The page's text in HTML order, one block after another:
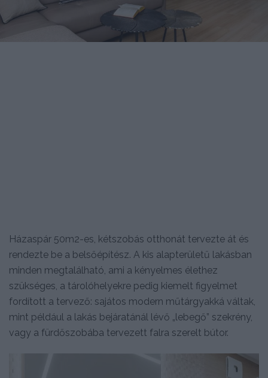
Házaspár 50m2-es, kétszobás otthonát tervezte át és
rendezte be a belsőépítész. A kis alapterületű lakásban
minden megtalálható, ami a kényelmes élethez
szükséges, a tárolóhelyekre pedig kiemelt figyelmet
fordított a tervező: sajátos modern műtárgyakká váltak,
mint például a lakás bejáratánál lévő „lebegő” szekrény,
vagy a fürdőszobába tervezett falra szerelt bútor.